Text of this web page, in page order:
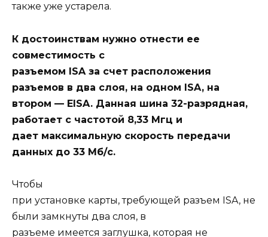
также уже устарела.
К достоинствам нужно отнести ее
совместимость с
разъемом ISA за счет расположения
разъемов в два слоя, на одном ISA, на
втором — EISA. Данная шина 32-разрядная,
работает с частотой 8,33 Мгц и
дает максимальную скорость передачи
данных до 33 Мб/с.
Чтобы
при установке карты, требующей разъем ISA, не
были замкнуты два слоя, в
разъеме имеется заглушка, которая не